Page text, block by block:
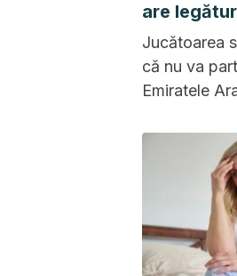
are
Jucătoarea
că nu va
Emiratele
Deși pare o